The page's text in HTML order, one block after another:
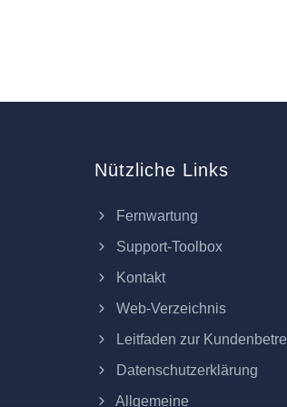
Nützliche Links
Fernwartung
Support-Toolbox
Kontakt
Web-Verzeichnis
Leitfaden zur
Datenschutzerklärung
Allgemeine